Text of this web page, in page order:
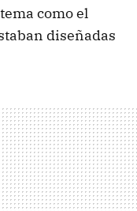
como el
diseñadas